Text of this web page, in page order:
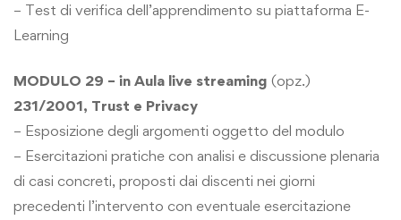
– Test di verifica dell’apprendimento su piattaforma E-
Learning
MODULO 29 – in Aula live streaming (opz.)
231/2001, Trust e Privacy
– Esposizione degli argomenti oggetto del modulo
– Esercitazioni pratiche con analisi e discussione plenaria
di casi concreti, proposti dai discenti nei giorni
precedenti l’intervento con eventuale esercitazione